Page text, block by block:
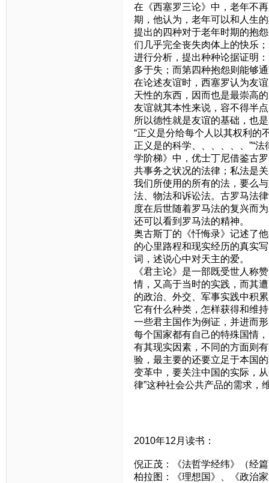
在《西塞罗三论》中，老年不
期，他认为，老年可以和人生
提出的四种对于老年时期的抱
们几乎完全丧失肉体上的快乐
进行分析，提出种种论据证明
多于失；而第四种抱怨则能够
在论述友谊时，西塞罗认为友
天性的东西，因而也是最崇高
友谊就其本性来说，容不得半
所以德性就是友谊的基础，也
“正义是分给每个人以其权利的
正义是的科学、、、、、、”“
学阶梯》中，优士丁尼借鉴古
共事务之状况的法律；私法是
我们所使用的所有的法，要么
法、物法和诉讼法。古罗马法
度在后世随着罗马法的复兴而
还可以看到罗马法的精神。
奥古斯丁的《忏悔录》记述了
的心里路程和现实经历的真实
词，述说心中对天主的爱。
《君主论》是一部既受世人称
情，又高于当时的实践，而其
的政治、外交、军事实践中积
它有什么种类，怎样获得和维
一些君主国作为例证，并进而
每个国家都有自己的特殊国情
有其现实因素，不同的方面则
验，最主要的还要立足于本国
变革中，要关注中国的实际，
律”这种社会公共产品的需求，
2010年12月读书：
倪正茂：《法哲学经纬》（经
柏拉图：《理想国》、《政治